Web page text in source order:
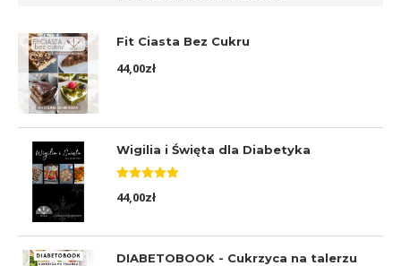
Fit Ciasta Bez Cukru
44,00zł
Wigilia i Święta dla Diabetyka
5.00na 5
44,00zł
DIABETOBOOK - Cukrzyca na talerzu